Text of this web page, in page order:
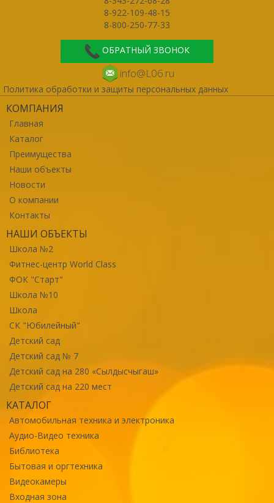
8-922-109-48-15
8-800-250-77-33
ОБРАТНЫЙ ЗВОНОК
info@L06.ru
Политика обработки и защиты персональных данных
КОМПАНИЯ
Главная
Каталог
Преимущества
Наши объекты
Новости
О компании
Контакты
НАШИ ОБЪЕКТЫ
Школа №2
Фитнес-центр World Class
ФОК "Старт"
Школа №10
Школа
СК "Юбилейный"
Детский сад
Детский сад № 7
Детский сад на 280 «Сылдысчыгаш»
Детский сад на 220 мест
КАТАЛОГ
Автомобильная техника и электроника
Аудио-Видео техника
Библиотека
Бытовая и оргтехника
Видеокамеры
Входная зона